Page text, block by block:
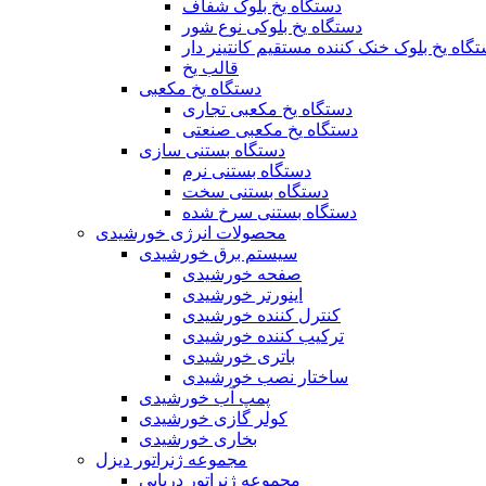
دستگاه یخ بلوک شفاف
دستگاه یخ بلوکی نوع شور
یخ بلوک خنک کننده مستقیم کانتینر دار
قالب یخ
دستگاه یخ مکعبی
دستگاه یخ مکعبی تجاری
دستگاه یخ مکعبی صنعتی
دستگاه بستنی سازی
دستگاه بستنی نرم
دستگاه بستنی سخت
دستگاه بستنی سرخ شده
محصولات انرژی خورشیدی
سیستم برق خورشیدی
صفحه خورشیدی
اینورتر خورشیدی
کنترل کننده خورشیدی
ترکیب کننده خورشیدی
باتری خورشیدی
ساختار نصب خورشیدی
پمپ آب خورشیدی
کولر گازی خورشیدی
بخاری خورشیدی
مجموعه ژنراتور دیزل
مجموعه ژنراتور دریایی